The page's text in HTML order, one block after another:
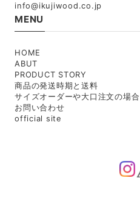
info@ikujiwood.co.jp
MENU
HOME
ABUT
PRODUCT STORY
商品の発送時期と送料
サイズオーダーや大口注文の場合
お問い合わせ
official site